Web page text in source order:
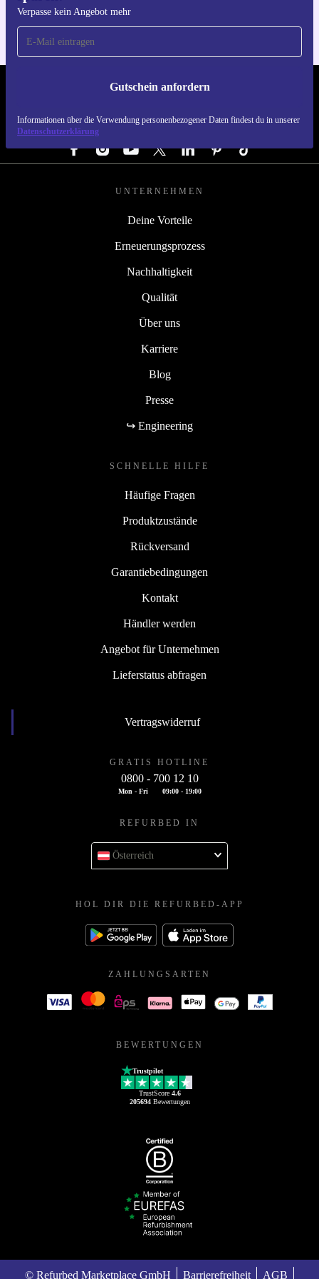
Verpasse kein Angebot mehr
Gutschein anfordern
Informationen über die Verwendung personenbezogener Daten findest du in unserer
Datenschutzerklärung
REFURBED ÖSTERREICH - RETHINK NEW.
FOLGE UNS
UNTERNEHMEN
Deine Vorteile
Erneuerungsprozess
Nachhaltigkeit
Qualität
Über uns
Karriere
Blog
Presse
↪ Engineering
SCHNELLE HILFE
Häufige Fragen
Produktzustände
Rückversand
Garantiebedingungen
Kontakt
Händler werden
Angebot für Unternehmen
Lieferstatus abfragen
Vertragswiderruf
GRATIS HOTLINE
0800 - 700 12 10
Mon - Fri 09:00 - 19:00
REFURBED IN
Österreich
HOL DIR DIE REFURBED-APP
ZAHLUNGSARTEN
BEWERTUNGEN
Trustpilot
TrustScore 4.6
205694Bewertungen
© Refurbed Marketplace GmbH Barrierefreiheit AGB